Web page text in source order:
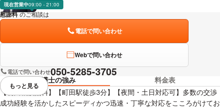
現在営業中09:00 - 21:00
慰謝料 のご相談は
電話で問い合わせ
Webで問い合わせ
電話で問い合わせ050-5285-3705
弁護士の強み
料金表
【初回相談無料】【町田駅徒歩3分】【夜間・土日対応可】多数の交渉
成功経験を活かしたスピーディかつ迅速・丁寧な対応をこころがけてお
視覚的に省略されている要素を
もっと見る